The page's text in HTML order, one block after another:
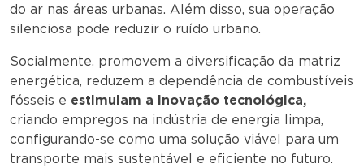
do ar nas áreas urbanas. Além disso, sua operação
silenciosa pode reduzir o ruído urbano.
Socialmente, promovem a diversificação da matriz
energética, reduzem a dependência de combustíveis
fósseis e estimulam a inovação tecnológica,
criando empregos na indústria de energia limpa,
configurando-se como uma solução viável para um
transporte mais sustentável e eficiente no futuro.